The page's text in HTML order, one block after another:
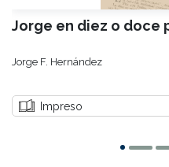
Jorge en diez o doce
Jorge F. Hernández
Impreso